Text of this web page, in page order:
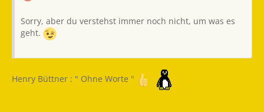
Sorry, aber du verstehst immer noch nicht, um was es
geht.
Henry Büttner : " Ohne Worte "